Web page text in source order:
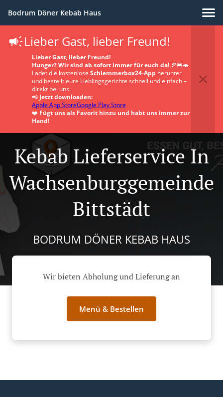
Bodrum Döner Kebab Haus
Lieber Gast, lieber Freund!
Lieber Gast, lieber Freund!
Hunger? Wir sind ab sofort immer für euch da! 🍕🍔🍣
Ladet die kostenlose Schlemmerbox24-App herunter
und bestellt eure Lieblingsgerichte schnell und einfach –
direkt bei uns.
📲 Jetzt downloaden:
Apple App StoreGoogle Play Store
❤️ Fügt uns als Favorit hinzu und habt uns immer zur
Hand!
Kebab Lieferservice In
Wachsenburggemeinde
Bittstädt
BODRUM DÖNER KEBAB HAUS
Wir bieten Abholung und Lieferung an
Menü & Bestellen